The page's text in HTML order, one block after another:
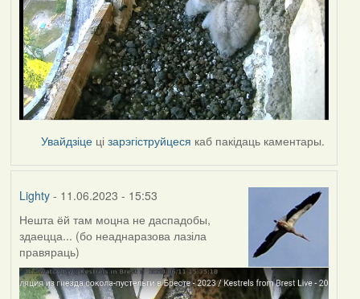
Увайдзіце цізарэгіструйцеся каб пакідаць каментары.
Lighty- 11.06.2023 - 15:53
Нешта ёй там моцна не даспадобы,
здаецца... (бо неаднаразова лазіла
правяраць)